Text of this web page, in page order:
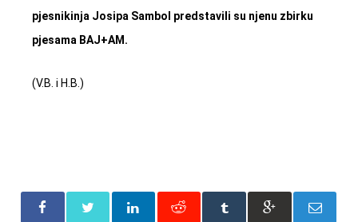
pjesnikinja Josipa Sambol predstavili su njenu zbirku
pjesama BAJ+AM.
(V.B. i H.B.)